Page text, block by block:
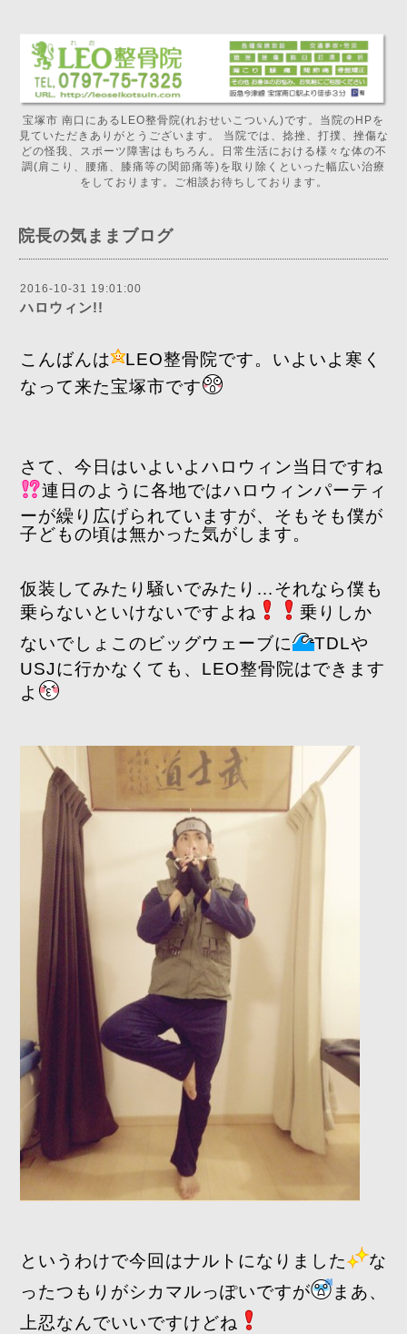
宝塚市 南口にあるLEO整骨院(れおせいこついん)です。当院のHPを
見ていただきありがとうございます。 当院では、捻挫、打撲、挫傷な
どの怪我、スポーツ障害はもちろん。日常生活における様々な体の不
調(肩こり、腰痛、膝痛等の関節痛等)を取り除くといった幅広い治療
をしております。ご相談お待ちしております。
院長の気ままブログ
2016-10-31 19:01:00
ハロウィン!!
こんばんは
LEO整骨院です。いよいよ寒く
なって来た宝塚市です
さて、今日はいよいよハロウィン当日ですね
連日のように各地ではハロウィンパーティ
ーが繰り広げられていますが、そもそも僕が
子どもの頃は無かった気がします。
仮装してみたり騒いでみたり…それなら僕も
乗らないといけないですよね
乗りしか
ないでしょこのビッグウェーブに
TDLや
USJに行かなくても、LEO整骨院はできます
よ
というわけで今回はナルトになりました
な
ったつもりがシカマルっぽいですが
まあ、
上忍なんでいいですけどね